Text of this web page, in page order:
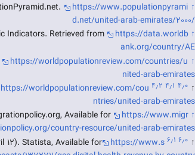
↑
https://www.populationpyrami
d.net/united-arab-emirates/2000/
↑
Indicators. Retrieved from
https://data.worldb
ank.org/country/AE
↑
https://worldpopulationreview.com/countries/u
nited-arab-emirates
↑ ۴٫۰ ۴٫۱ ۴٫۲
https://worldpopulationreview.com/cou
ntries/united-arab-emirates
↑
Available for
https://www.migr
country-resource/united-arab-emirates
↑ ۶٫۰ ۶٫۱ 12). Statista, Available for
https://www.s